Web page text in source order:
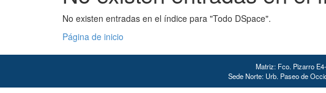
No existen entradas en el índice para "Todo DSpace".
Página de inicio
Matriz: Fco. Pizarro
Sede Norte: Urb. Paseo de